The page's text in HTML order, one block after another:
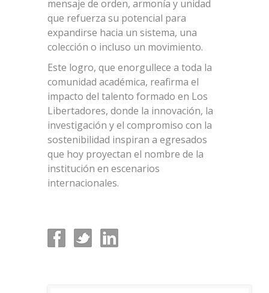
mensaje de orden, armonía y unidad
que refuerza su potencial para
expandirse hacia un sistema, una
colección o incluso un movimiento.
Este logro, que enorgullece a toda la
comunidad académica, reafirma el
impacto del talento formado en Los
Libertadores, donde la innovación, la
investigación y el compromiso con la
sostenibilidad inspiran a egresados
que hoy proyectan el nombre de la
institución en escenarios
internacionales.